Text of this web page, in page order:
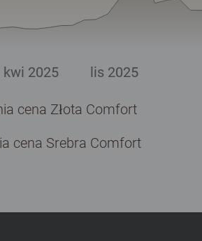
kwi 2025 lis 2025
cena Złota Comfort
cena Srebra Comfort